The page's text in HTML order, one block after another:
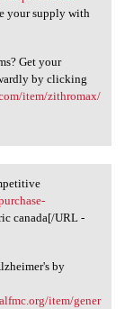
your supply with
Get your
by clicking
item/zithromax/
canada[/URL -
by
item/gener